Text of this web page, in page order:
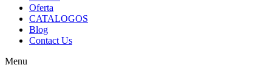
Oferta
CATALOGOS
Blog
Contact Us
Menu